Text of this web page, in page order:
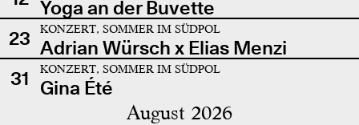
Yoga an der Buvette
23
KONZERT, SOMMER IM SÜDPOL
Adrian Würsch x Elias Menzi
31
KONZERT, SOMMER IM SÜDPOL
Gina Été
August 2026